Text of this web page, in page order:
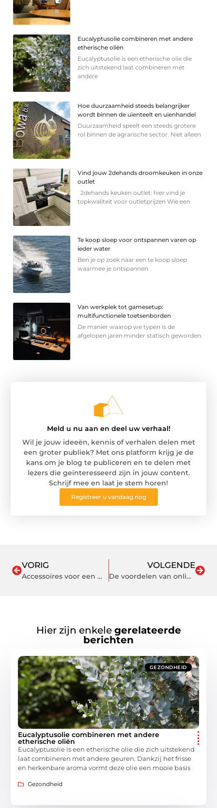
Eucalyptusolie combineren met andere
etherische oliën
Eucalyptusolie is een etherische olie die
zich uitstekend laat combineren met
andere
Hoe duurzaamheid steeds belangrijker
wordt binnen de uienteelt en uienhandel
Duurzaamheid speelt een steeds grotere
rol binnen de agrarische sector. Niet alleen
Vind jouw 2dehands droomkeuken in onze
outlet
2dehands keuken outlet: hier vind je
topkwaliteit voor outletprijzen Wie een
Te koop sloep voor ontspannen varen op
ieder water
Ben je op zoek naar een te koop sloep
waarmee je ontspannen
Van werkplek tot gamesetup:
multifunctionele toetsenborden
De manier waarop we typen is de
afgelopen jaren minder statisch geworden.
Meld u nu aan en deel uw verhaal!
Wil je jouw ideeën, kennis of verhalen delen met
een groter publiek? Met ons platform krijg je de
kans om je blog te publiceren en te delen met
lezers die geïnteresseerd zijn in jouw content.
Schrijf mee en laat je stem horen!
Registreer u vandaag nog
VORIG
Accessoires voor een moderne badkameropstelling
VOLGENDE
De voordelen van online shoppen
Hier zijn enkele gerelateerde
berichten
GEZONDHEID
Eucalyptusolie combineren met andere
etherische oliën
Eucalyptusolie is een etherische olie die zich uitstekend
laat combineren met andere geuren. Dankzij het frisse
en herkenbare aroma vormt deze olie een mooie basis
Gezondheid